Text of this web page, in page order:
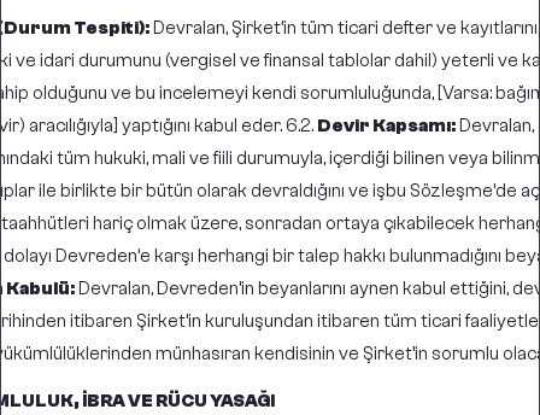
Tespiti):Devralan, Şirket’in tüm ticari defter ve
ve idari durumunu (vergisel ve finansal tablolar dahil) yeterli ve
olduğunu ve bu incelemeyi kendi sorumluluğunda, [Varsa:
aracılığıyla] yaptığını kabul eder. 6.2. Devir Kapsamı:Devralan,
tüm hukuki, mali ve fiili durumuyla, içerdiği bilinen veya
ile birlikte bir bütün olarak devraldığını ve işbu Sözleşme’de
hariç olmak üzere, sonradan ortaya çıkabilecek
Devreden’e karşı herhangi bir talep hakkı bulunmadığını
Devralan, Devreden’in beyanlarını aynen kabul ettiğini,
itibaren Şirket’in kuruluşundan itibaren tüm ticari
münhasıran kendisinin ve Şirket’in sorumlu
İBRA VE RÜCU YASAĞI